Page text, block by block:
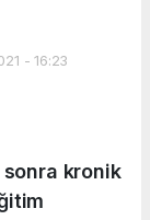
- 16:23
kronik